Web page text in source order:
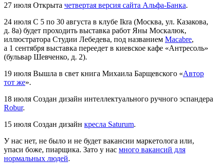
27 июля Открыта четвертая версия сайта Альфа-Банка.
24 июля С 5 по 30 августа в клубе Ikra (Москва, ул. Казакова,
д. 8а) будет проходить выставка работ Яны Москалюк,
иллюстратора Студии Лебедева, под названием Macabre,
а 1 сентября выставка переедет в киевское кафе «Антресоль»
(бульвар Шевченко, д. 2).
19 июля Вышла в свет книга Михаила Барщевского «Автор
тот же».
18 июля Создан дизайн интеллектуального ручного эспандера
Robur.
15 июля Создан дизайн кресла Saturum.
У нас нет, не было и не будет вакансии маркетолога или,
упаси боже, пиарщика. Зато у нас много вакансий для
нормальных людей.